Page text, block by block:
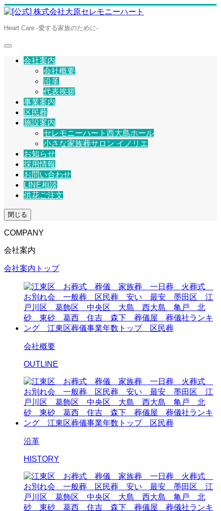
Heart Care -愛する家族のために-
会社案内
会社概要
沿革
代表挨拶
事業案内
区民葬
施設案内
セレモニーハート西大島ホール
小さな家族葬サロン イノリエ
お知らせ
採用情報
お問い合わせ
LINE相談
供花ご注文
閉じる
COMPANY
会社案内
会社案内トップ
会社概要
OUTLINE
沿革
HISTORY